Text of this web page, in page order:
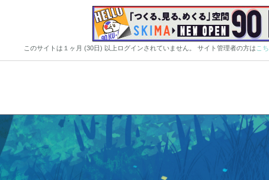
このサイトは１ヶ月 (30日) 以上ログインされていません。 サイト管理者の方は こ